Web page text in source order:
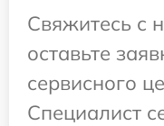
Свяжитесь с
оставьте
сервисного
Специалист